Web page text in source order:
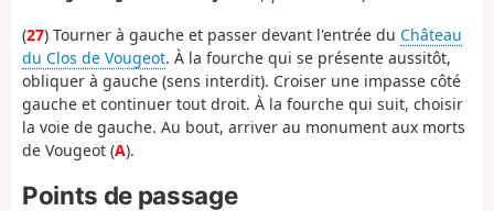
(27) Tourner à gauche et passer devant l'entrée du Château
du Clos de Vougeot. À la fourche qui se présente aussitôt,
obliquer à gauche (sens interdit). Croiser une impasse côté
gauche et continuer tout droit. À la fourche qui suit, choisir
la voie de gauche. Au bout, arriver au monument aux morts
de Vougeot (A).
Points de passage